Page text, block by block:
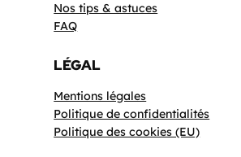
Nos tips & astuces
FAQ
LÉGAL
Mentions légales
Politique de confidentialités
Politique des cookies (EU)